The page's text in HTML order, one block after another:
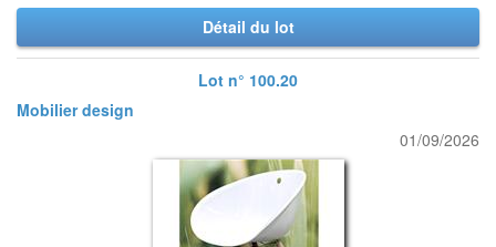
Détail du lot
Lot n° 100.20
Mobilier design
01/09/2026